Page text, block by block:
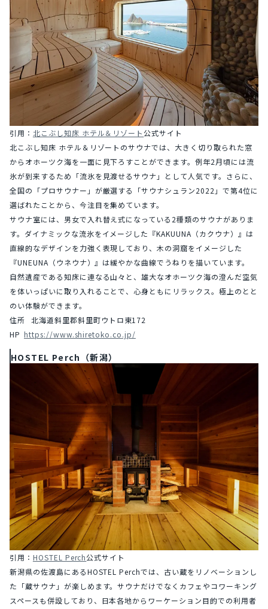
引用： 北こぶし知床 ホテル＆リゾート公式サイト
北こぶし知床 ホテル＆リゾートのサウナでは、大きく切り取られた窓
からオホーツク海を一面に見下ろすことができます。例年2月頃には流
氷が到来するため「流氷を見渡せるサウナ」として人気です。さらに、
全国の「プロサウナー」が厳選する「サウナシュラン2022」で第4位に
選ばれたことから、今注目を集めています。
サウナ室には、男女で入れ替え式になっている2種類のサウナがありま
す。ダイナミックな流氷をイメージした『KAKUUNA（カクウナ）』は
直線的なデザインを力強く表現しており、木の洞窟をイメージした
『UNEUNA（ウネウナ）』は緩やかな曲線でうねりを描いています。
自然遺産である知床に連なる山々と、雄大なオホーツク海の澄んだ空気
を体いっぱいに取り入れることで、心身ともにリラックス。極上のとと
のい体験ができます。
住所	北海道斜里郡斜里町ウトロ東172
https://www.shiretoko.co.jp/
HOSTEL Perch（新潟）
引用： HOSTEL Perch公式サイト
新潟県の佐渡島にあるHOSTEL Perchでは、古い蔵をリノベーションし
た「蔵サウナ」が楽しめます。サウナだけでなくカフェやコワーキング
スペースも併設しており、日本各地からワーケーション目的での利用者